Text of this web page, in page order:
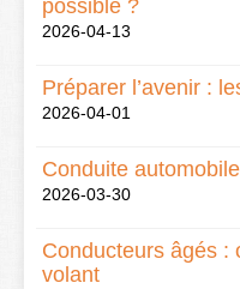
possible ?
2026-04-13
Préparer l’avenir :
2026-04-01
Conduite
2026-03-30
Conducteurs âgés :
volant